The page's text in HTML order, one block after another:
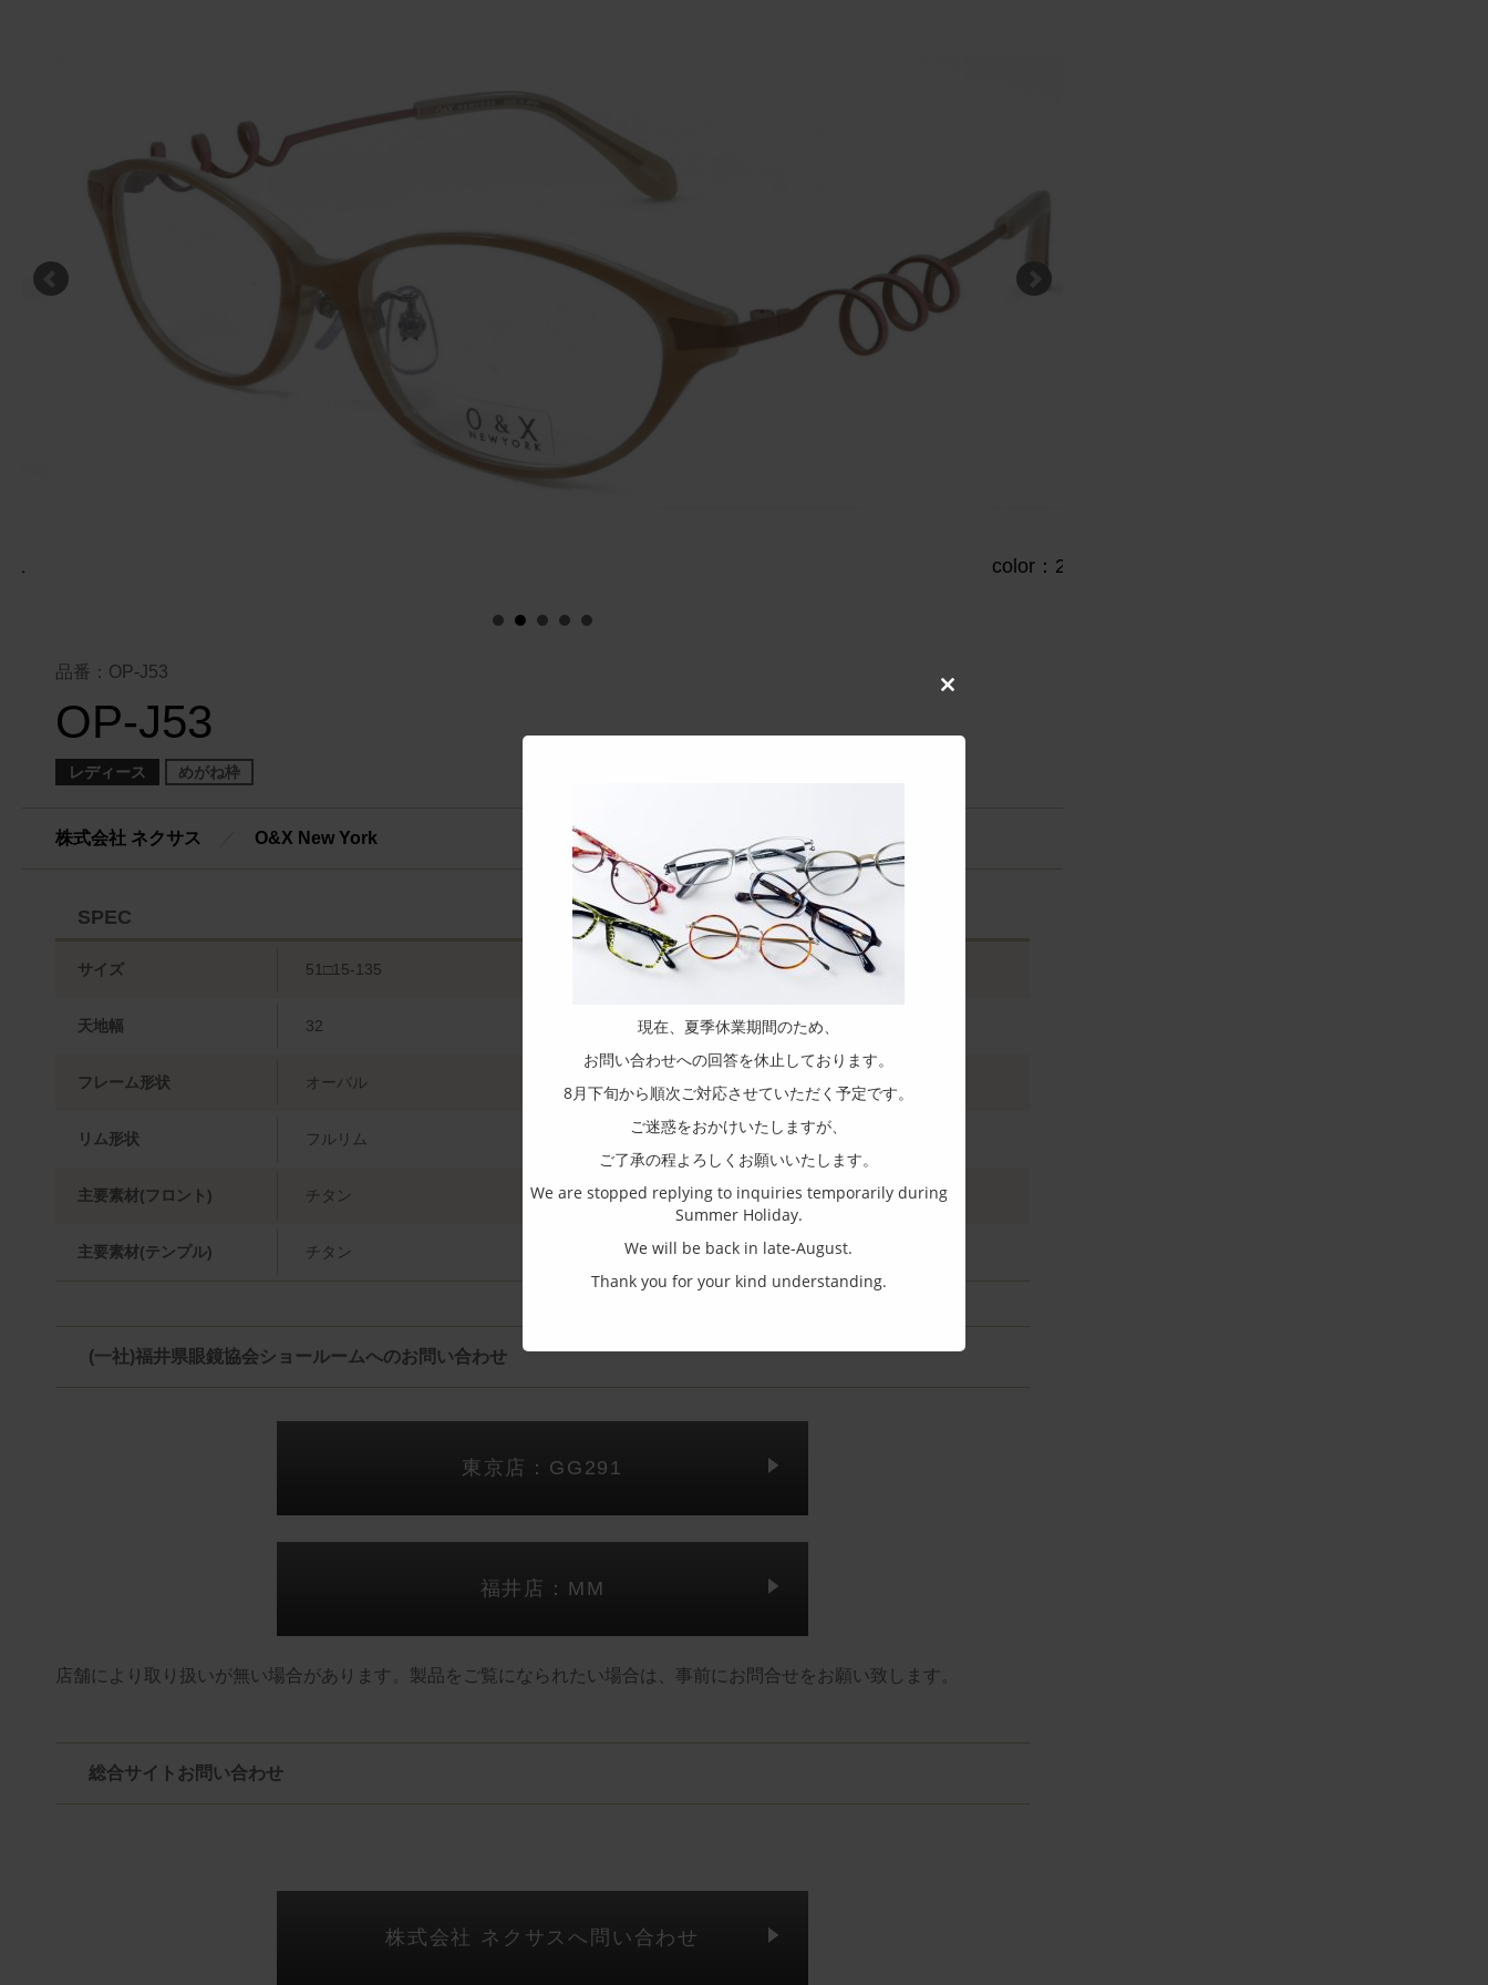
color：2
品番：OP-J53
OP-J53
レディース めがね枠
株式会社 ネクサス O&X New York
SPEC
サイズ 51□15-135
天地幅 32
フレーム形状 オーバル
リム形状 フルリム
主要素材(フロント) チタン
主要素材(テンプル) チタン
(一社)福井県眼鏡協会ショールームへのお問い合わせ
東京店：GG291
福井店：MM
店舗により取り扱いが無い場合があります。製品をご覧になられたい場合は、事前にお問合せをお願い致します。
総合サイトお問い合わせ
株式会社 ネクサスへ問い合わせ
module
現在、夏季休業期間のため、
お問い合わせへの回答を休止しております。
8月下旬から順次ご対応させていただく予定です。
ご迷惑をおかけいたしますが、
ご了承の程よろしくお願いいたします。
We are stopped replying to inquiries temporarily during
Summer Holiday.
We will be back in late-August.
Thank you for your kind understanding.